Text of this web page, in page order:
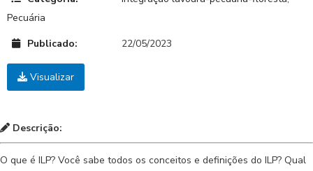
Pecuária
Publicado:
22/05/2023
Visualizar
Descrição:
O que é ILP? Você sabe todos os conceitos e definições do ILP? Qual